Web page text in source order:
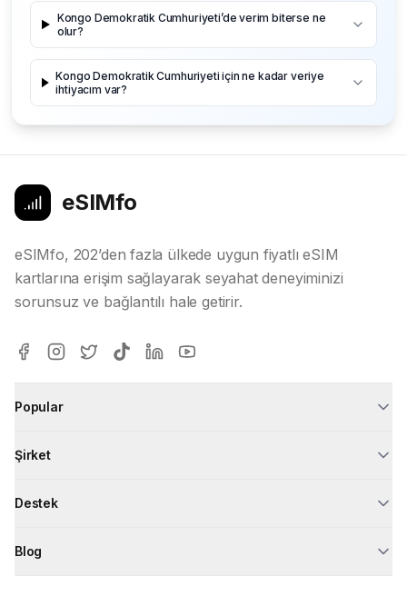
Kongo Demokratik Cumhuriyeti’de verim biterse ne
olur?
Kongo Demokratik Cumhuriyeti için ne kadar veriye
ihtiyacım var?
eSIMfo
eSIMfo, 202’den fazla ülkede uygun fiyatlı eSIM
kartlarına erişim sağlayarak seyahat deneyiminizi
sorunsuz ve bağlantılı hale getirir.
Popular
Şirket
Destek
Blog